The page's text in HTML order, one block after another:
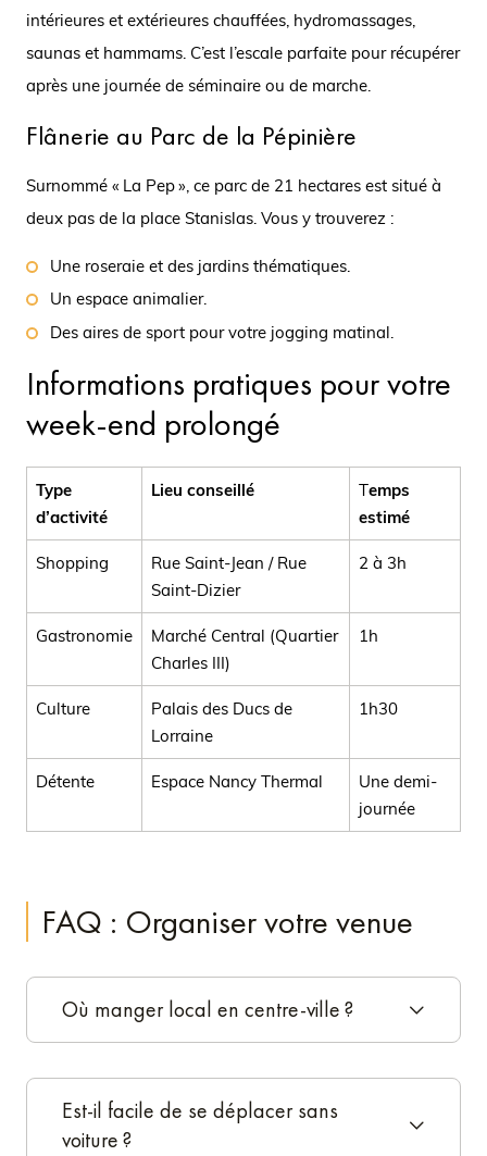
intérieures et extérieures chauffées, hydromassages,
saunas et hammams. C’est l’escale parfaite pour récupérer
après une journée de séminaire ou de marche.
Flânerie au Parc de la Pépinière
Surnommé « La Pep », ce parc de 21 hectares est situé à
deux pas de la place Stanislas. Vous y trouverez :
Une roseraie et des jardins thématiques.
Un espace animalier.
Des aires de sport pour votre jogging matinal.
Informations pratiques pour votre
week-end prolongé
Type
d’activité
Lieu conseillé Temps
estimé
Shopping
Rue Saint-Jean / Rue
Saint-Dizier
2 à 3h
Gastronomie
Marché Central (Quartier
Charles III)
1h
Culture
Palais des Ducs de
Lorraine
1h30
Détente Espace Nancy Thermal
Une demi-
journée
FAQ : Organiser votre venue
Où manger local en centre-ville ?
Est-il facile de se déplacer sans
voiture ?